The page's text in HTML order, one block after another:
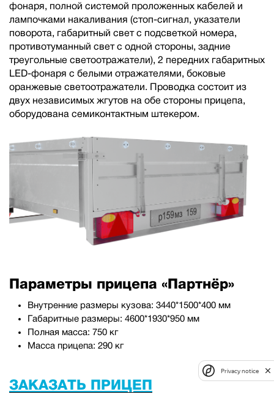
фонаря, полной системой проложенных кабелей и
лампочками накаливания (стоп-сигнал, указатели
поворота, габаритный свет с подсветкой номера,
противотуманный свет с одной стороны, задние
треугольные светоотражатели), 2 передних габаритных
LED-фонаря с белыми отражателями, боковые
оранжевые светоотражатели. Проводка состоит из
двух независимых жгутов на обе стороны прицепа,
оборудована семиконтактным штекером.
Параметры прицепа «Партнёр»
Внутренние размеры кузова: 3440*1500*400 мм
Габаритные размеры: 4600*1930*950 мм
Полная масса: 750 кг
Масса прицепа: 290 кг
ЗАКАЗАТЬ ПРИЦЕП
Privacy notice